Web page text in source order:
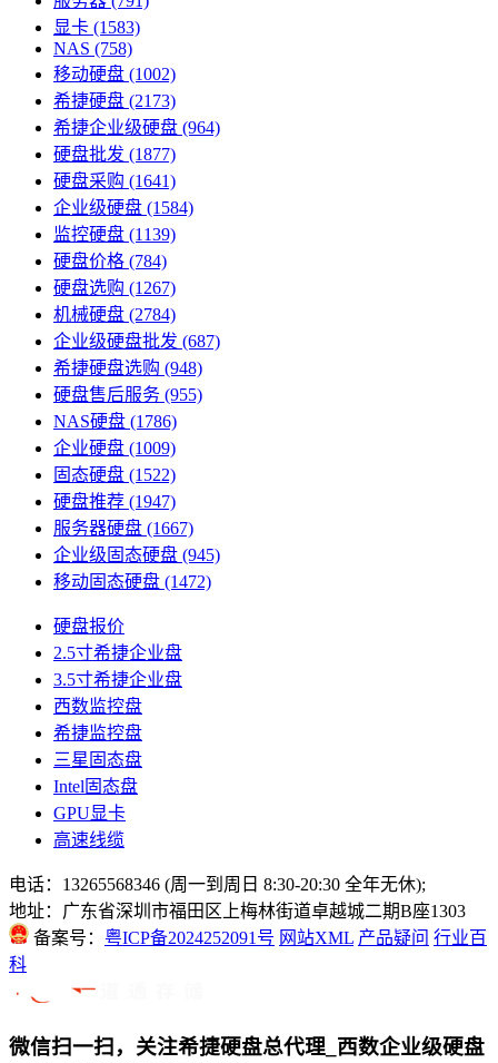
显卡 (1583)
NAS (758)
移动硬盘 (1002)
希捷硬盘 (2173)
希捷企业级硬盘 (964)
硬盘批发 (1877)
硬盘采购 (1641)
企业级硬盘 (1584)
监控硬盘 (1139)
硬盘价格 (784)
硬盘选购 (1267)
机械硬盘 (2784)
企业级硬盘批发 (687)
希捷硬盘选购 (948)
硬盘售后服务 (955)
NAS硬盘 (1786)
企业硬盘 (1009)
固态硬盘 (1522)
硬盘推荐 (1947)
服务器硬盘 (1667)
企业级固态硬盘 (945)
移动固态硬盘 (1472)
硬盘报价
2.5寸希捷企业盘
3.5寸希捷企业盘
西数监控盘
希捷监控盘
三星固态盘
Intel固态盘
GPU显卡
高速线缆
电话：13265568346 (周一到周日 8:30-20:30 全年无休);
地址：广东省深圳市福田区上梅林街道卓越城二期B座1303
备案号： 粤ICP备2024252091号 网站XML 产品疑问 行业百
科
微信扫一扫，关注希捷硬盘总代理_西数企业级硬盘